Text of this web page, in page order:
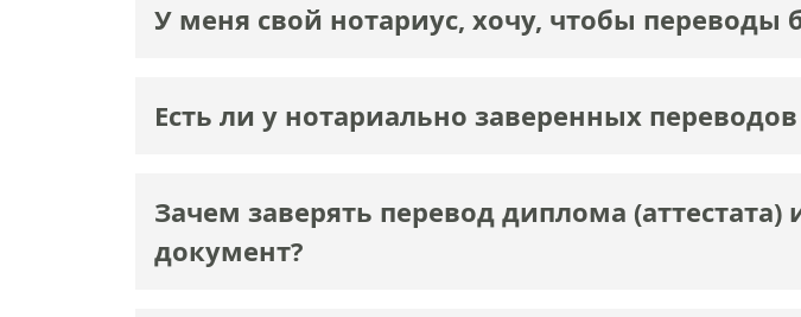
У меня свой нотариус, хочу, чтобы переводы
Есть ли у нотариально заверенных
Зачем заверять перевод диплома
документ?